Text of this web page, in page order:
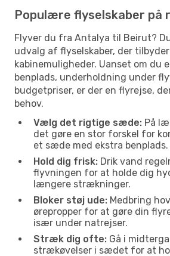
Populære flyselskaber på
Flyver du fra Antalya til Beirut?
udvalg af flyselskaber, der
kabinemuligheder. Uanset om du
benplads, underholdning under
budgetpriser, er der en flyrejse,
behov.
Vælg det rigtige sæde: På
det gøre en stor forskel for
et sæde med ekstra benplads.
Hold dig frisk: Drik vand
flyvningen for at holde dig
længere strækninger.
Bloker støj ude: Medbring
ørepropper for at gøre din
især under natrejser.
Stræk dig ofte: Gå i
strækøvelser i sædet for at